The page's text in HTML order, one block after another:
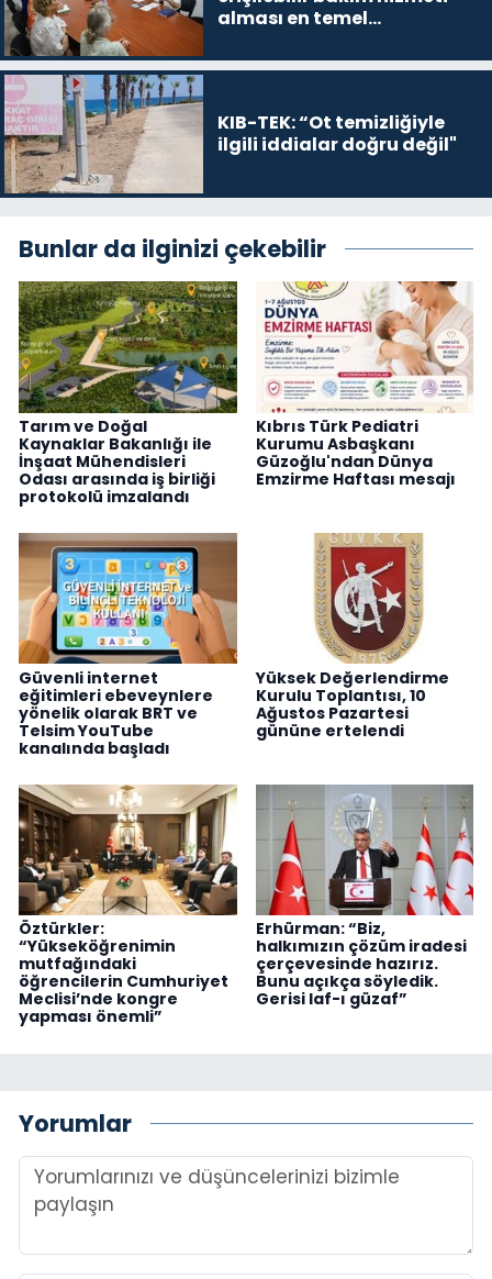
alması en temel
KIB-TEK: “Ot temizliğiyle
ilgili iddialar doğru değil"
Bunlar da ilginizi çekebilir
Tarım ve Doğal
Kaynaklar Bakanlığı ile
İnşaat Mühendisleri
Odası arasında iş birliği
protokolü imzalandı
Kıbrıs Türk Pediatri
Kurumu Asbaşkanı
Güzoğlu'ndan Dünya
Emzirme Haftası mesajı
Güvenli internet
eğitimleri ebeveynlere
yönelik olarak BRT ve
Telsim YouTube
kanalında başladı
Yüksek Değerlendirme
Kurulu Toplantısı, 10
Ağustos Pazartesi
gününe ertelendi
Öztürkler:
“Yükseköğrenimin
mutfağındaki
öğrencilerin Cumhuriyet
Meclisi’nde kongre
yapması önemli”
Erhürman: “Biz,
halkımızın çözüm iradesi
çerçevesinde hazırız.
Bunu açıkça söyledik.
Gerisi laf-ı güzaf”
Yorumlar